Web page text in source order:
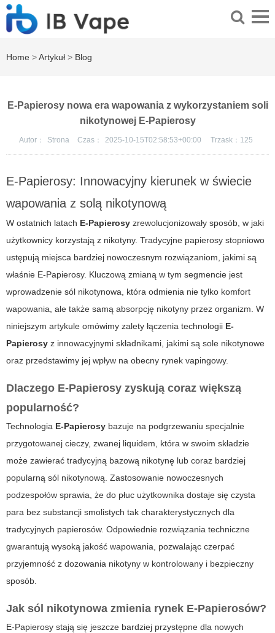
Home >Artykuł > Blog
E-Papierosy nowa era wapowania z wykorzystaniem soli
nikotynowej E-Papierosy
Autor： Strona Czas： 2025-10-15T02:58:53+00:00 Trzask： 125
E-Papierosy: Innowacyjny kierunek w świecie
wapowania z solą nikotynową
W ostatnich latach E-Papierosy zrewolucjonizowały sposób, w jaki
użytkownicy korzystają z nikotyny. Tradycyjne papierosy stopniowo
ustępują miejsca bardziej nowoczesnym rozwiązaniom, jakimi są
właśnie E-Papierosy. Kluczową zmianą w tym segmencie jest
wprowadzenie sól nikotynowa, która odmienia nie tylko komfort
wapowania, ale także samą absorpcję nikotyny przez organizm. W
niniejszym artykule omówimy zalety łączenia technologii E-
Papierosy z innowacyjnymi składnikami, jakimi są sole nikotynowe
oraz przedstawimy jej wpływ na obecny rynek vapingowy.
Dlaczego E-Papierosy zyskują coraz większą
popularność?
Technologia E-Papierosy bazuje na podgrzewaniu specjalnie
przygotowanej cieczy, zwanej liquidem, która w swoim składzie
może zawierać tradycyjną bazową nikotynę lub coraz bardziej
popularną sól nikotynową. Zastosowanie nowoczesnych
podzespołów sprawia, że do płuc użytkownika dostaje się czysta
para bez substancji smolistych tak charakterystycznych dla
tradycyjnych papierosów. Odpowiednie rozwiązania techniczne
gwarantują wysoką jakość wapowania, pozwalając czerpać
przyjemność z dozowania nikotyny w kontrolowany i bezpieczny
sposób.
Jak sól nikotynowa zmienia rynek E-Papierosów?
E-Papierosy stają się jeszcze bardziej przystępne dla nowych